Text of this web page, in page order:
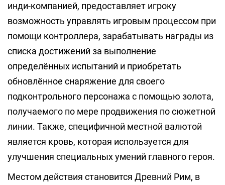
инди-компанией, предоставляет игроку
возможность управлять игровым процессом при
помощи контроллера, зарабатывать награды из
списка достижений за выполнение
определённых испытаний и приобретать
обновлённое снаряжение для своего
подконтрольного персонажа с помощью золота,
получаемого по мере продвижения по сюжетной
линии. Также, специфичной местной валютой
является кровь, которая используется для
улучшения специальных умений главного героя.
Местом действия становится Древний Рим, в